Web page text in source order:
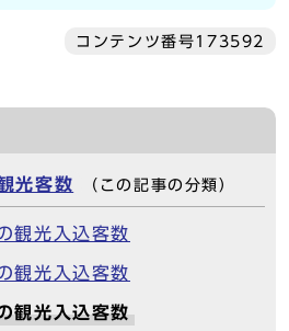
コンテンツ番号173592
光客数 （この記事の分類）
観光入込客数
観光入込客数
観光入込客数